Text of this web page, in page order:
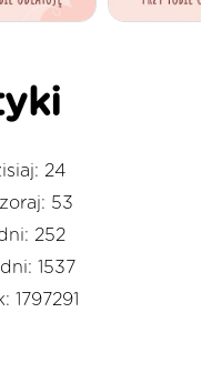
24
53
252
1537
1797291